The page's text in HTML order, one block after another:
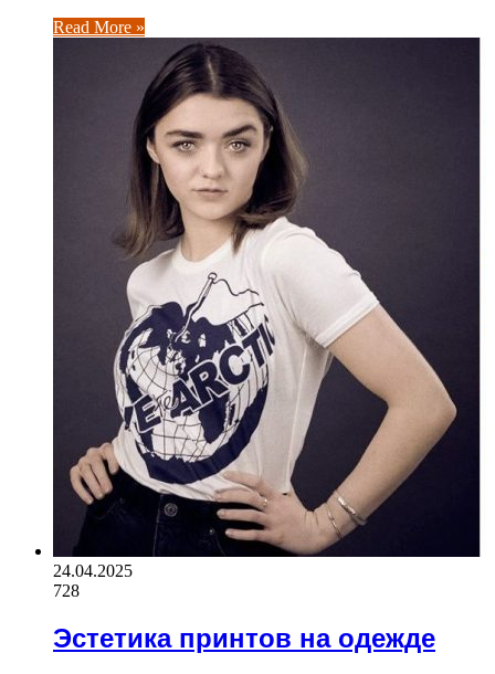
Read More »
24.04.2025
728
Эстетика принтов на одежде